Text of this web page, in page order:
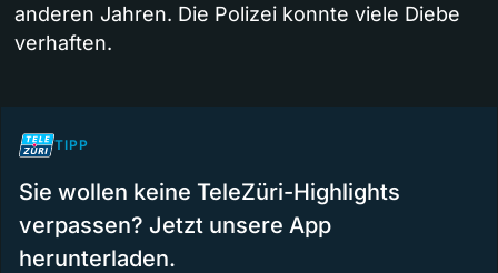
anderen Jahren. Die Polizei konnte viele Diebe
verhaften.
TIPP
Sie wollen keine TeleZüri-Highlights
verpassen? Jetzt unsere App
herunterladen.